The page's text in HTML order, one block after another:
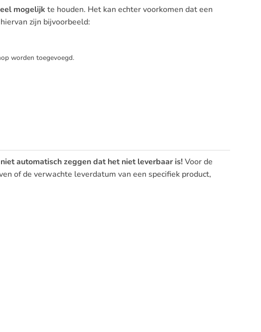
mogelijk te houden. Het kan echter voorkomen dat een
zijn bijvoorbeeld:
worden toegevoegd.
niet automatisch zeggen dat het niet leverbaar is! Voor de
of de verwachte leverdatum van een specifiek product,